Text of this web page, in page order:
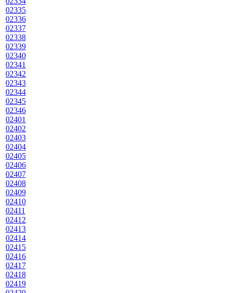
02335
02336
02337
02338
02339
02340
02341
02342
02343
02344
02345
02346
02401
02402
02403
02404
02405
02406
02407
02408
02409
02410
02411
02412
02413
02414
02415
02416
02417
02418
02419